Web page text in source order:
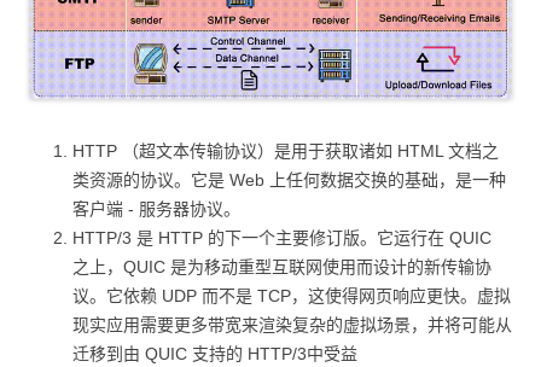
HTTP （超文本传输协议）是用于获取诸如 HTML 文档之
类资源的协议。它是 Web 上任何数据交换的基础，是一种
客户端 - 服务器协议。
HTTP/3 是 HTTP 的下一个主要修订版。它运行在 QUIC
之上，QUIC 是为移动重型互联网使用而设计的新传输协
议。它依赖 UDP 而不是 TCP，这使得网页响应更快。虚拟
现实应用需要更多带宽来渲染复杂的虚拟场景，并将可能从
迁移到由 QUIC 支持的 HTTP/3中受益